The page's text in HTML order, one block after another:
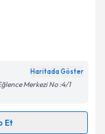
talebi oluşturun.
için bir takvim
ilişkinAydınlatma
belirtilen
Haritada Göster
Merkezi No :4/1
Et